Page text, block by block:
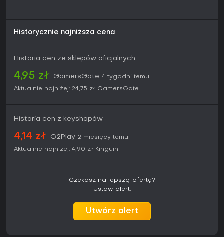
Historycznie najniższa cena
Historia cen ze sklepów oficjalnych
4,95 zł GamersGate 4 tygodni temu
Aktualnie najniżej: 24,75 zł GamersGate
Historia cen z keyshopów
4,14 zł G2Play 2 miesięcy temu
Aktualnie najniżej: 4,90 zł Kinguin
Czekasz na lepszą ofertę?
Ustaw alert.
Utwórz alert